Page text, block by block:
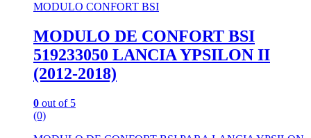
MODULO CONFORT BSI
MODULO DE CONFORT BSI
519233050 LANCIA YPSILON II
(2012-2018)
0 out of 5
(0)